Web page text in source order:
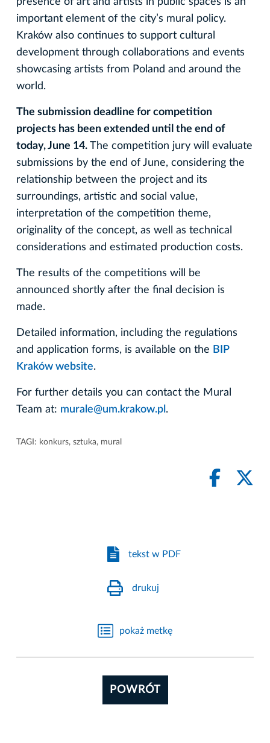
important element of the city’s mural policy.
Kraków also continues to support cultural
development through collaborations and events
showcasing artists from Poland and around the
world.
The submission deadline for competition
projects has been extended until the end of
today, June 14. The competition jury will evaluate
submissions by the end of June, considering the
relationship between the project and its
surroundings, artistic and social value,
interpretation of the competition theme,
originality of the concept, as well as technical
considerations and estimated production costs.
The results of the competitions will be
announced shortly after the final decision is
made.
Detailed information, including the regulations
and application forms, is available on the BIP
Kraków website.
For further details you can contact the Mural
Team at: murale@um.krakow.pl .
TAGI: konkurs, sztuka, mural
tekst w PDF
drukuj
pokaż metkę
POWRÓT